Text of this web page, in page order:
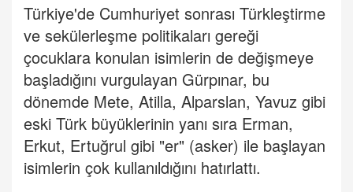
Türkiye'de Cumhuriyet sonrası Türkleştirme
ve sekülerleşme politikaları gereği
çocuklara konulan isimlerin de değişmeye
başladığını vurgulayan Gürpınar, bu
dönemde Mete, Atilla, Alparslan, Yavuz gibi
eski Türk büyüklerinin yanı sıra Erman,
Erkut, Ertuğrul gibi "er" (asker) ile başlayan
isimlerin çok kullanıldığını hatırlattı.